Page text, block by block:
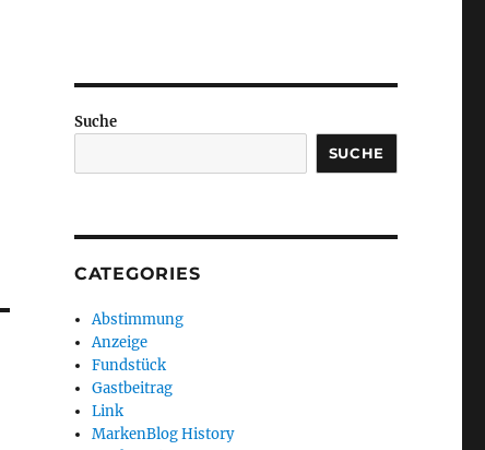
Suche
SUCHE
CATEGORIES
Abstimmung
Anzeige
Fundstück
Gastbeitrag
Link
MarkenBlog History